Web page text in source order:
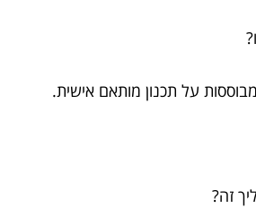
על תכנון מותאם אישית.
זה?